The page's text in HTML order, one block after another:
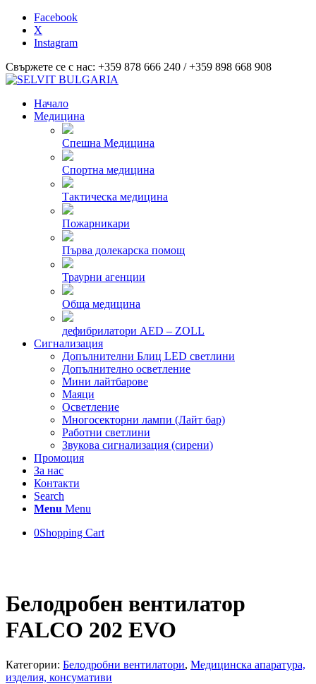
Facebook
X
Instagram
Свържете се с нас: +359 878 666 240 / +359 898 668 908
Начало
Медицина
Спешна Медицина
Спортна медицина
Тактическа медицина
Пожарникари
Първа долекарска помощ
Траурни агенции
Обща медицина
дефибрилатори AED – ZOLL
Сигнализация
Допълнителни Блиц LED светлини
Допълнително осветление
Мини лайтбарове
Маяци
Осветление
Многосекторни лампи (Лайт бар)
Работни светлини
Звукова сигнализация (сирени)
Промоция
За нас
Контакти
Search
Menu Menu
0Shopping Cart
Белодробен вентилатор
FALCO 202 EVO
Категории: Белодробни вентилатори, Медицинска апаратура,
изделия, консумативи